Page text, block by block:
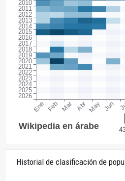
Historial de clasificación de